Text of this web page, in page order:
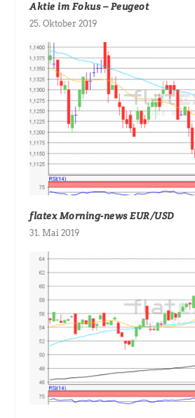
Aktie im Fokus – Peugeot
25. Oktober 2019
flatex Morning-news EUR/USD
31. Mai 2019